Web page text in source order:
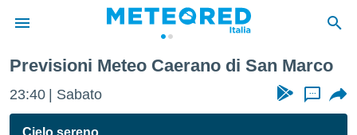
di
Previsioni Meteo Caerano di San Marco
23:40 Sabato ...
Cielo sereno